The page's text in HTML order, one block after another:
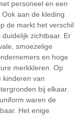
personeel en een
aan de kleding
de markt het verschil
zichtbaar. Er
smoezelige
en hoge
merkkleren. Op
kinderen van
bij elkaar.
waren de
Het enige